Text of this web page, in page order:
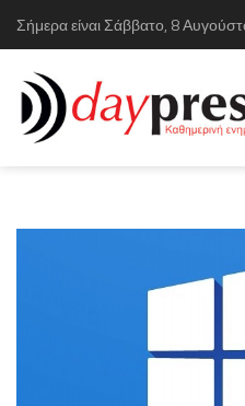
Σήμερα είναι Σάββατο, 8